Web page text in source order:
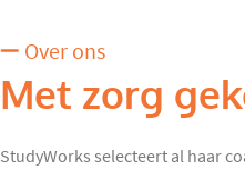
Over ons
Met zorg
StudyWorks selecteert al haar